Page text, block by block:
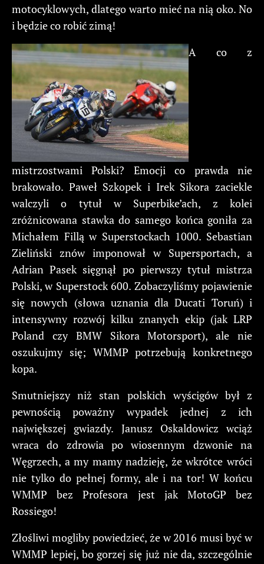
motocyklowych, dlatego warto mieć na nią oko. No
i będzie co robić zimą!
A co z
mistrzostwami Polski? Emocji co prawda nie
brakowało. Paweł Szkopek i Irek Sikora zaciekle
walczyli o tytuł w Superbike’ach, z kolei
zróżnicowana stawka do samego końca goniła za
Michałem Fillą w Superstockach 1000. Sebastian
Zieliński znów imponował w Supersportach, a
Adrian Pasek sięgnął po pierwszy tytuł mistrza
Polski, w Superstock 600. Zobaczyliśmy pojawienie
się nowych (słowa uznania dla Ducati Toruń) i
intensywny rozwój kilku znanych ekip (jak LRP
Poland czy BMW Sikora Motorsport), ale nie
oszukujmy się; WMMP potrzebują konkretnego
kopa.
Smutniejszy niż stan polskich wyścigów był z
pewnością poważny wypadek jednej z ich
największej gwiazdy. Janusz Oskaldowicz wciąż
wraca do zdrowia po wiosennym dzwonie na
Węgrzech, a my mamy nadzieję, że wkrótce wróci
nie tylko do pełnej formy, ale i na tor! W końcu
WMMP bez Profesora jest jak MotoGP bez
Rossiego!
Złośliwi mogliby powiedzieć, że w 2016 musi być w
WMMP lepiej, bo gorzej się już nie da, szczególnie